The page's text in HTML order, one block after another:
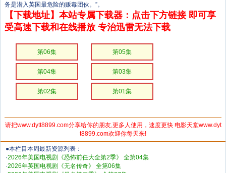
务是潜入英国最危险的贩毒团伙。”。
【下载地址】本站专属下载器：点击下方链接 即可享
受高速下载和在线播放 专治迅雷无法下载
第06集 第05集
第04集 第03集
第02集 第01集
请把www.dytt8899.com分享给你的朋友,更多人使用，速度更快 电影天堂www.dyt
t8899.com欢迎你每天来!
●本栏目本周最新资源列表：
·2026年美国电视剧《恐怖前任大全第2季》 全第04集
·2026年英国电视剧《无名传奇》 全第06集